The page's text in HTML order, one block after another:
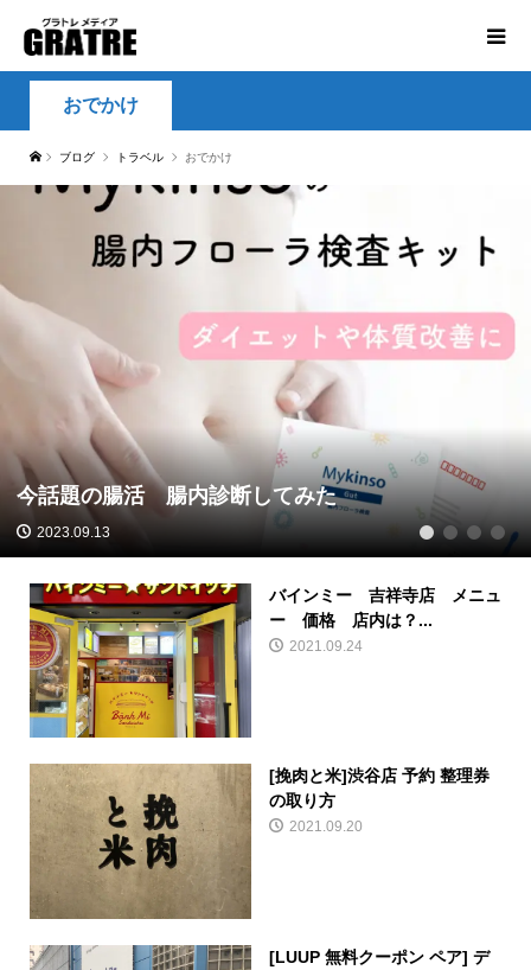
おでかけ
ブログ トラベル おでかけ
今話題の腸活 腸内診断してみた
2023.09.13 1 2 3 4
バインミー 吉祥寺店 メニュ
ー 価格 店内は？...
2021.09.24
[挽肉と米]渋谷店 予約 整理券
の取り方
2021.09.20
[LUUP 無料クーポン ペア] デ